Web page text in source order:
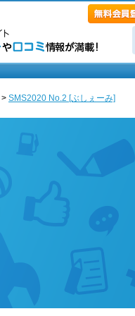
> SMS2020 No.2 [ぶしぇーみ]